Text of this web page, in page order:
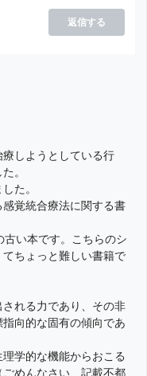
返信する
しようとしている行
。
た。
覚統合療法に関する書
古い本です。こちらのシ
ちょっと難しい書籍で
れる力であり、その非
向的な固有の傾向であ
学的な機能からおこる
めんなさい、記載不都